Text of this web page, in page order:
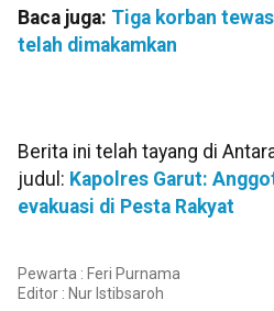
Baca juga: Tiga korban
telah dimakamkan
Berita ini telah tayang di
judul: Kapolres Garut:
evakuasi di Pesta Rakyat
Pewarta : Feri Purnama
Editor : Nur Istibsaroh